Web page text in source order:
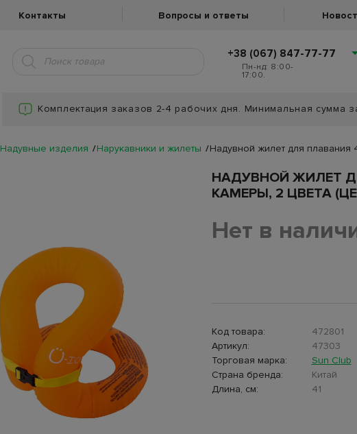
Контакты Вопросы и ответы
+38 (067) 847-77-77
Пн-нд: 8:00-
17:00.
Комплектация заказов 2-4 рабочих дня. Минимальная сумма
Надувные изделия Нарукавники и жилеты Надувной жилет для плавания
НАДУВНОЙ ЖИЛЕТ
КАМЕРЫ, 2 ЦВЕТА
Нет в
Код товара:
472801
Артикул:
47303
Торговая марка:
Sun Club
Страна бренда:
Китай
Длина, см:
41